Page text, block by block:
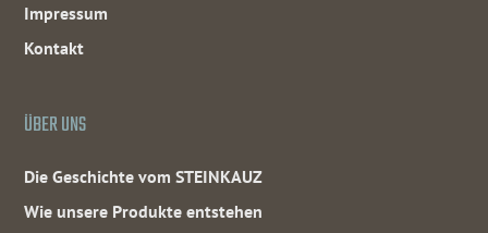
Impressum
Kontakt
ÜBER UNS
Die Geschichte vom STEINKAUZ
Wie unsere Produkte entstehen